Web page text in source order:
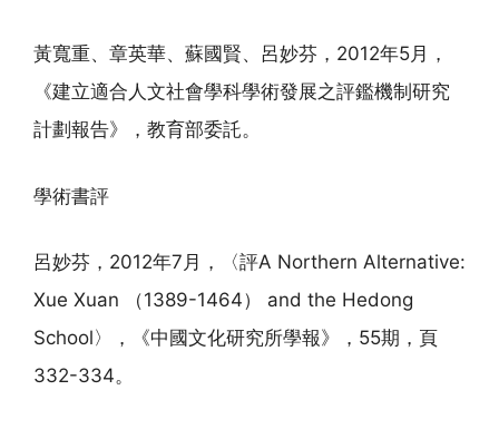
黃寬重、章英華、蘇國賢、呂妙芬，2012年5月，
《建立適合人文社會學科學術發展之評鑑機制研究
計劃報告》，教育部委託。
學術書評
呂妙芬，2012年7月，〈評A Northern Alternative:
Xue Xuan （1389-1464） and the Hedong
School〉，《中國文化研究所學報》，55期，頁
332-334。